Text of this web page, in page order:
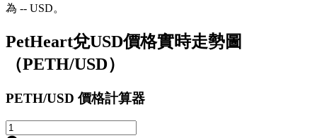
為 -- USD。
PetHeart兌USD價格實時走勢圖
（PETH/USD）
PETH/USD 價格計算器